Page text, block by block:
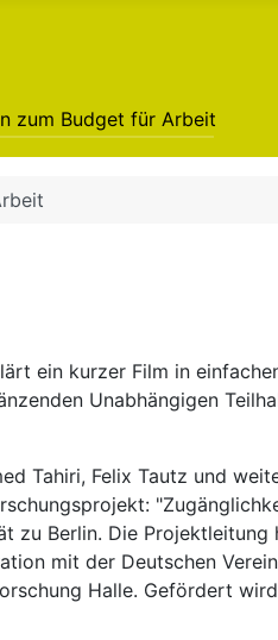
zum Budget für Arbeit
ein kurzer Film in
Unabhängigen
Tahiri, Felix Tautz und
zu Berlin. Die Projektleitung
mit der Deutschen
Halle. Gefördert